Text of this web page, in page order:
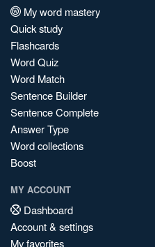
My word mastery
Quick study
Flashcards
Word Quiz
Word Match
Sentence Builder
Sentence Complete
Answer Type
Word collections
Boost
MY ACCOUNT
Dashboard
Account & settings
My favorites